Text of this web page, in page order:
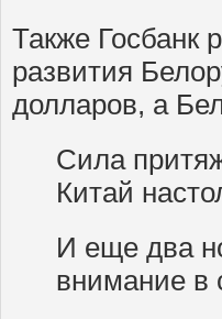
Также Госбанк
развития
долларов, а
Сила
Китай
И еще два
внимание в